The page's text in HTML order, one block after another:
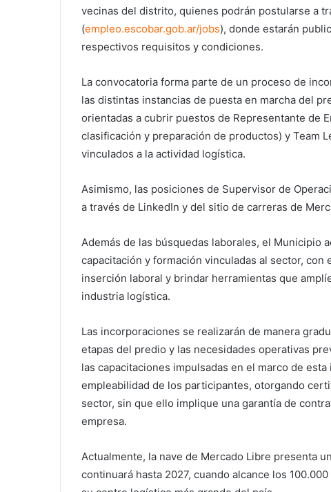
vecinas del distrito, quienes podrán postularse a
(empleo.escobar.gob.ar/jobs), donde estarán
respectivos requisitos y condiciones.
La convocatoria forma parte de un proceso de
las distintas instancias de puesta en marcha del
orientadas a cubrir puestos de Representante de
clasificación y preparación de productos) y Team
vinculados a la actividad logística.
Asimismo, las posiciones de Supervisor de
a través de LinkedIn y del sitio de carreras de
Además de las búsquedas laborales, el Municipio
capacitación y formación vinculadas al sector,
inserción laboral y brindar herramientas que
industria logística.
Las incorporaciones se realizarán de manera
etapas del predio y las necesidades operativas
las capacitaciones impulsadas en el marco de
empleabilidad de los participantes, otorgando
sector, sin que ello implique una garantía de
empresa.
Actualmente, la nave de Mercado Libre presenta
continuará hasta 2027, cuando alcance los